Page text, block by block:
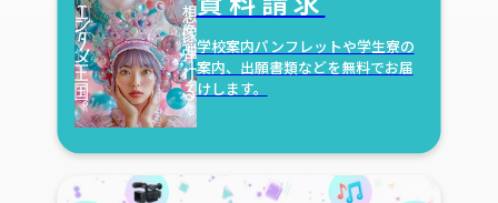
学校案内パンフレットや学生寮の
案内、出願書類などを無料でお届
けします。